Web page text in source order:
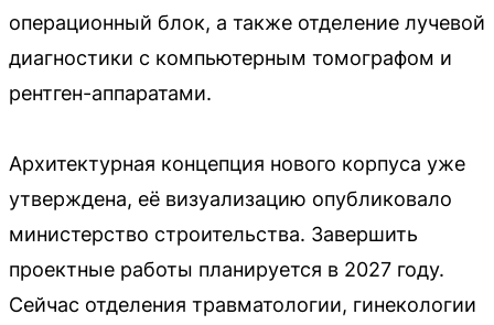
операционный блок, а также отделение лучевой
диагностики с компьютерным томографом и
рентген-аппаратами.
Архитектурная концепция нового корпуса уже
утверждена, её визуализацию опубликовало
министерство строительства. Завершить
проектные работы планируется в 2027 году.
Сейчас отделения травматологии, гинекологии